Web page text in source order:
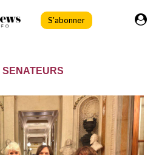
S'abonner
SENATEURS